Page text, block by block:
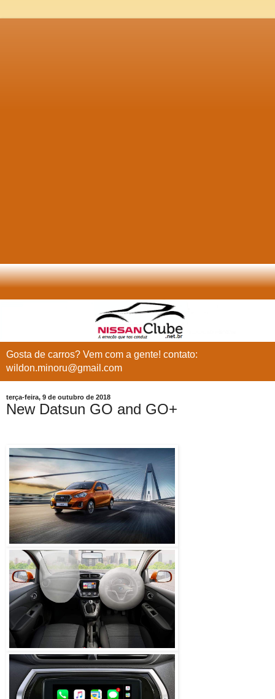
Gosta de carros? Vem com a gente! contato:
wildon.minoru@gmail.com
terça-feira, 9 de outubro de 2018
New Datsun GO and GO+